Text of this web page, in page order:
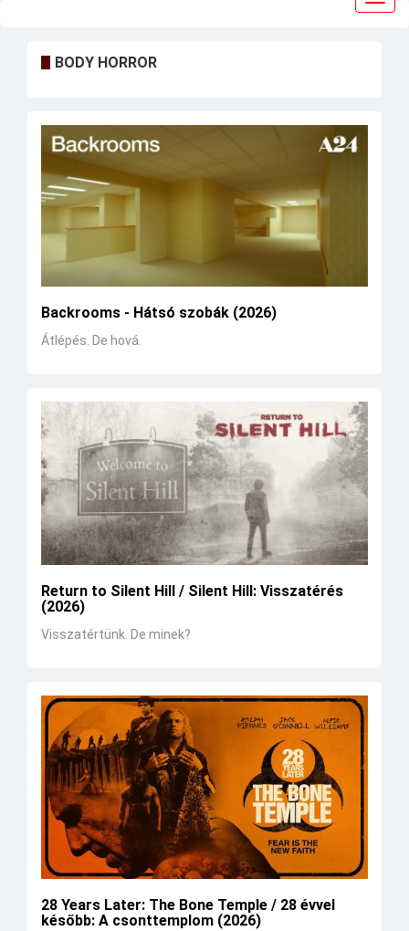
BODY HORROR
Backrooms - Hátsó szobák (2026)
Átlépés. De hová.
Return to Silent Hill / Silent Hill: Visszatérés
(2026)
Visszatértünk. De minek?
28 Years Later: The Bone Temple / 28 évvel
később: A csonttemplom (2026)